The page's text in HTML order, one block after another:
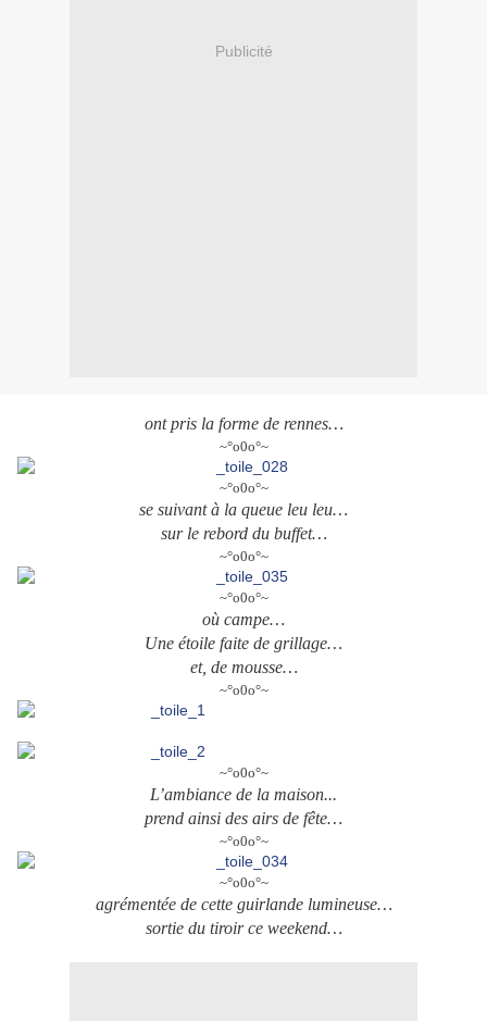
Publicité
ont pris la forme de rennes…
~°o0o°~
~°o0o°~
se suivant à la queue leu leu…
sur le rebord du buffet…
~°o0o°~
~°o0o°~
où campe…
Une étoile faite de grillage…
et, de mousse…
~°o0o°~
~°o0o°~
L’ambiance de la maison...
prend ainsi des airs de fête…
~°o0o°~
~°o0o°~
agrémentée de cette guirlande lumineuse…
sortie du tiroir ce weekend…